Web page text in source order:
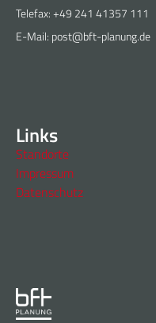
Telefax: +49 241 41357 111
E-Mail: post@bft-planung.de
Links
Standorte
Impressum
Datenschutz